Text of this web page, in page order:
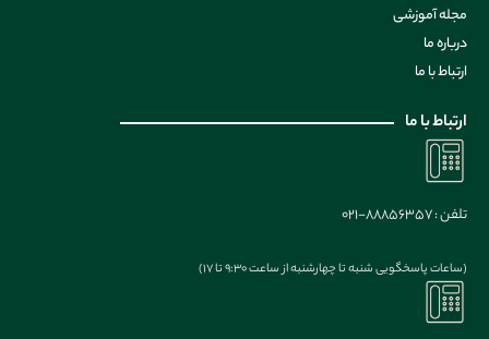
مجله آموزشی
درباره ما
ارتباط با ما
ارتباط با ما
تلفن : 88856357-021
(ساعات پاسخگویی شنبه تا چهارشنبه از ساعت 9:30 تا 17)